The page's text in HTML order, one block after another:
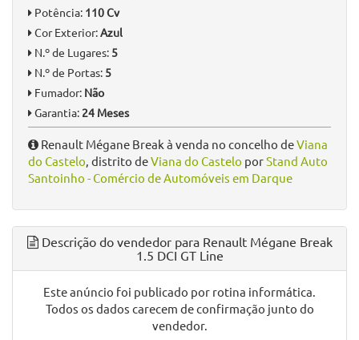
Potência: 110 Cv
Cor Exterior:Azul
N.º de Lugares: 5
N.º de Portas: 5
Fumador: Não
Garantia: 24 Meses
Renault Mégane Break à venda no concelho deViana
do Castelo, distrito deViana do Castelo porStand Auto
Santoinho - Comércio de Automóveis em Darque
Descrição do vendedor para Renault Mégane Break
1.5 DCI GT Line
Este anúncio foi publicado por rotina informática.
Todos os dados carecem de confirmação junto do
vendedor.